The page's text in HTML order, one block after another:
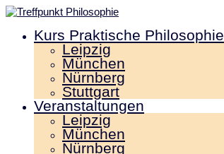
Kurs Praktische Philosophie
Leipzig
München
Nürnberg
Stuttgart
Veranstaltungen
Leipzig
München
Nürnberg